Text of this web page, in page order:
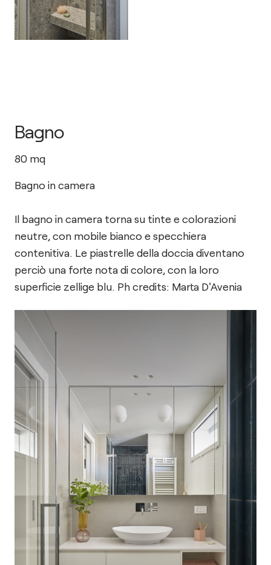
Bagno
80 mq
Bagno in camera
Il bagno in camera torna su tinte e colorazioni
neutre, con mobile bianco e specchiera
contenitiva. Le piastrelle della doccia diventano
perciò una forte nota di colore, con la loro
superficie zellige blu. Ph credits: Marta D'Avenia